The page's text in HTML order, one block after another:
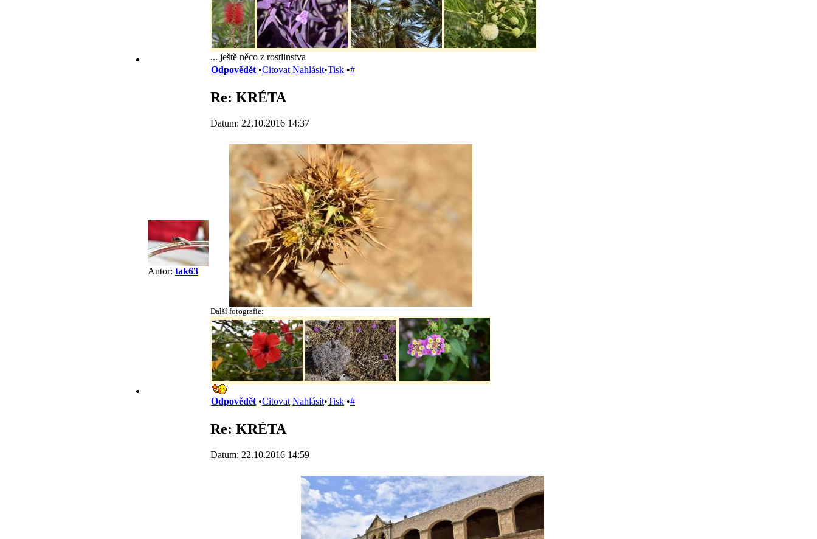
... ještě něco z rostlinstva
Odpovědět •Citovat Nahlásit•Tisk •#
Autor: tak63
Re: KRÉTA
Datum: 22.10.2016 14:37
Další fotografie:
Odpovědět •Citovat Nahlásit•Tisk •#
Re: KRÉTA
Datum: 22.10.2016 14:59